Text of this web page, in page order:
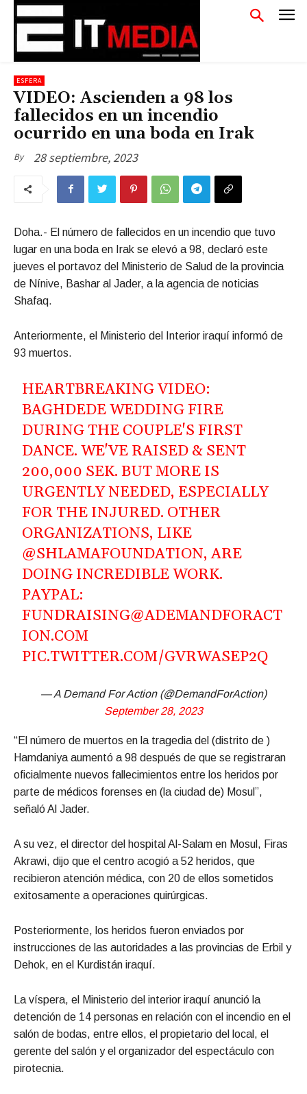
ESFERA
VIDEO: Ascienden a 98 los
fallecidos en un incendio
ocurrido en una boda en Irak
By 28 septiembre, 2023
Doha.- El número de fallecidos en un incendio que tuvo
lugar en una boda en Irak se elevó a 98, declaró este
jueves el portavoz del Ministerio de Salud de la provincia
de Nínive, Bashar al Jader, a la agencia de noticias
Shafaq.
Anteriormente, el Ministerio del Interior iraquí informó de
93 muertos.
HEARTBREAKING VIDEO:
BAGHDEDE WEDDING FIRE
DURING THE COUPLE'S FIRST
DANCE. WE'VE RAISED & SENT
200,000 SEK. BUT MORE IS
URGENTLY NEEDED, ESPECIALLY
FOR THE INJURED. OTHER
ORGANIZATIONS, LIKE
@SHLAMAFOUNDATION, ARE
DOING INCREDIBLE WORK.
PAYPAL:
FUNDRAISING@ADEMANDFORACT
ION.COM
PIC.TWITTER.COM/GVRWASEP2Q
— A Demand For Action (@DemandForAction)
September 28, 2023
“El número de muertos en la tragedia del (distrito de )
Hamdaniya aumentó a 98 después de que se registraran
oficialmente nuevos fallecimientos entre los heridos por
parte de médicos forenses en (la ciudad de) Mosul”,
señaló Al Jader.
A su vez, el director del hospital Al-Salam en Mosul, Firas
Akrawi, dijo que el centro acogió a 52 heridos, que
recibieron atención médica, con 20 de ellos sometidos
exitosamente a operaciones quirúrgicas.
Posteriormente, los heridos fueron enviados por
instrucciones de las autoridades a las provincias de Erbil y
Dehok, en el Kurdistán iraquí.
La víspera, el Ministerio del interior iraquí anunció la
detención de 14 personas en relación con el incendio en el
salón de bodas, entre ellos, el propietario del local, el
gerente del salón y el organizador del espectáculo con
pirotecnia.